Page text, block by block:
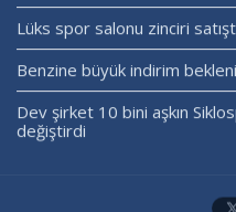
Lüks spor salonu zinciri
Benzine büyük indirim
Dev şirket 10 bini aşkın
değiştirdi